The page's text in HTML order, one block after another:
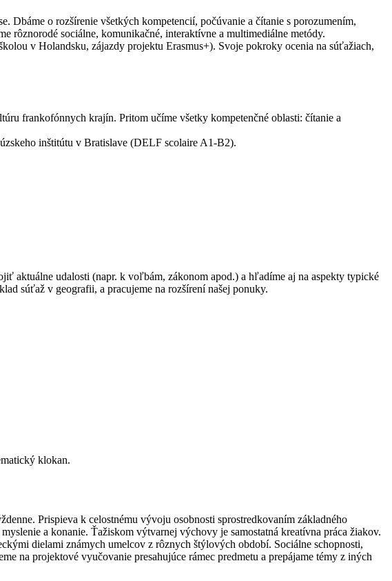
Dbáme o rozšírenie všetkých kompetencií, počúvanie a čítanie s porozumením,
rôznorodé sociálne, komunikačné, interaktívne a multimediálne metódy.
v Holandsku, zájazdy projektu Erasmus+). Svoje pokroky ocenia na súťažiach,
frankofónnych krajín. Pritom učíme všetky kompetenčné oblasti: čítanie a
inštitútu v Bratislave (DELF scolaire A1-B2).
aktuálne udalosti (napr. k voľbám, zákonom apod.) a hľadíme aj na aspekty typické
súťaž v geografii, a pracujeme na rozšírení našej ponuky.
klokan.
Prispieva k celostnému vývoju osobnosti sprostredkovaním základného
a konanie. Ťažiskom výtvarnej výchovy je samostatná kreatívna práca žiakov.
dielami známych umelcov z rôznych štýlových období. Sociálne schopnosti,
na projektové vyučovanie presahujúce rámec predmetu a prepájame témy z iných